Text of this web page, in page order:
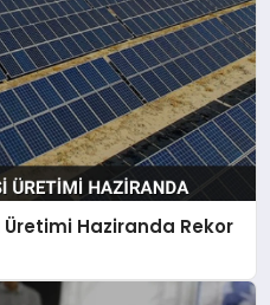
Üretimi Haziranda Rekor